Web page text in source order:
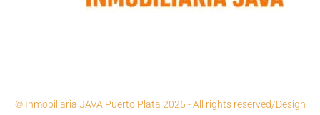
© Inmobiliaria JAVA Puerto Plata 2025 - All rights reserved/Design